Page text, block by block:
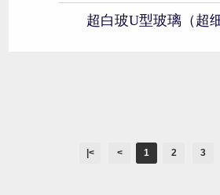
超白玻U型玻璃（超
|< < 1 2 3